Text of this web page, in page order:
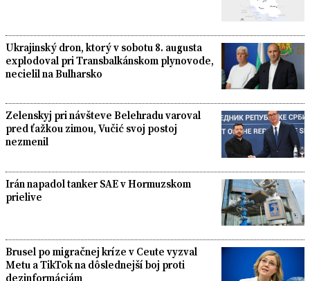
Ukrajinský dron, ktorý v sobotu 8. augusta
explodoval pri Transbalkánskom plynovode,
necielil na Bulharsko
Zelenskyj pri návšteve Belehradu varoval
pred ťažkou zimou, Vučić svoj postoj
nezmenil
Irán napadol tanker SAE v Hormuzskom
prielive
Brusel po migračnej kríze v Ceute vyzval
Metu a TikTok na dôslednejší boj proti
dezinformáciám